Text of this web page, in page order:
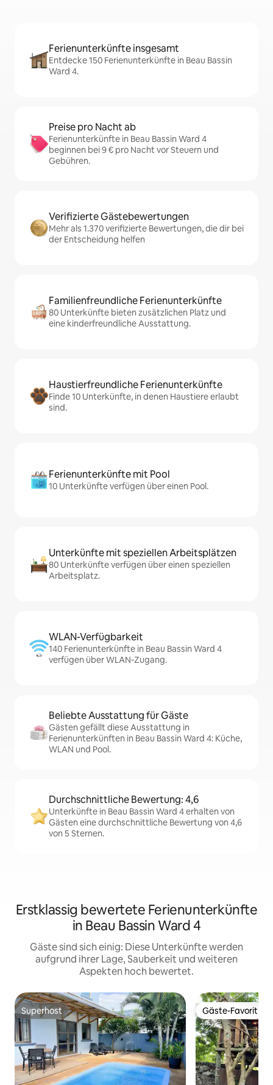
Ferienunterkünfte insgesamt
Entdecke 150 Ferienunterkünfte in Beau Bassin
Ward 4.
Preise pro Nacht ab
Ferienunterkünfte in Beau Bassin Ward 4
beginnen bei 9 € pro Nacht vor Steuern und
Gebühren.
Verifizierte Gästebewertungen
Mehr als 1.370 verifizierte Bewertungen, die dir bei
der Entscheidung helfen
Familienfreundliche Ferienunterkünfte
80 Unterkünfte bieten zusätzlichen Platz und
eine kinderfreundliche Ausstattung.
Haustierfreundliche Ferienunterkünfte
Finde 10 Unterkünfte, in denen Haustiere erlaubt
sind.
Ferienunterkünfte mit Pool
10 Unterkünfte verfügen über einen Pool.
Unterkünfte mit speziellen Arbeitsplätzen
80 Unterkünfte verfügen über einen speziellen
Arbeitsplatz.
WLAN-Verfügbarkeit
140 Ferienunterkünfte in Beau Bassin Ward 4
verfügen über WLAN-Zugang.
Beliebte Ausstattung für Gäste
Gästen gefällt diese Ausstattung in
Ferienunterkünften in Beau Bassin Ward 4: Küche,
WLAN und Pool.
Durchschnittliche Bewertung: 4,6
Unterkünfte in Beau Bassin Ward 4 erhalten von
Gästen eine durchschnittliche Bewertung von 4,6
von 5 Sternen.
Erstklassig bewertete Ferienunterkünfte
in Beau Bassin Ward 4
Gäste sind sich einig: Diese Unterkünfte werden
aufgrund ihrer Lage, Sauberkeit und weiteren
Aspekten hoch bewertet.
Superhost
Superhost Gäste-Favorit
Gäste-Favorit